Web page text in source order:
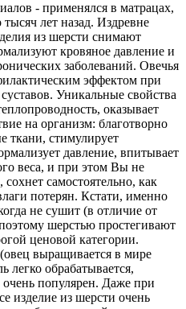
- применялся в матрацах,
лет назад. Издревне
из шерсти снимают
кровяное давление и
заболеваний. Овечья
эффектом при
Уникальные свойства
оказывает
на организм: благотворно
ткани, стимулирует
давление, впитывает
веса, и при этом Вы не
самостоятельно, как
потерян. Кстати, именно
не сушит (в отличие от
шерстью простегивают
ценовой категории.
выращивается в мире
легко обрабатывается,
популярен. Даже при
изделие из шерсти очень